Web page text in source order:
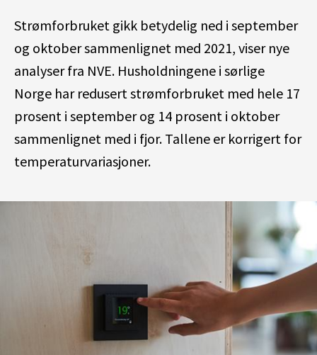
Strømforbruket gikk betydelig ned i september
og oktober sammenlignet med 2021, viser nye
analyser fra NVE. Husholdningene i sørlige
Norge har redusert strømforbruket med hele 17
prosent i september og 14 prosent i oktober
sammenlignet med i fjor. Tallene er korrigert for
temperaturvariasjoner.